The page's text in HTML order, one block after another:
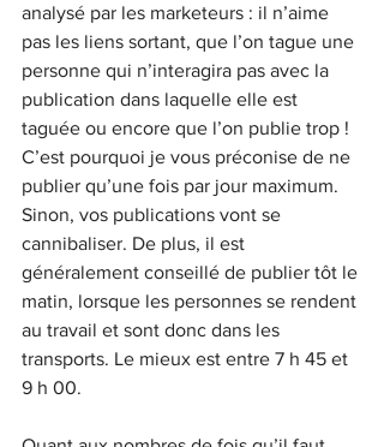
analysé par les marketeurs : il n’aime
pas les liens sortant, que l’on tague une
personne qui n’interagira pas avec la
publication dans laquelle elle est
taguée ou encore que l’on publie trop !
C’est pourquoi je vous préconise de ne
publier qu’une fois par jour maximum.
Sinon, vos publications vont se
cannibaliser. De plus, il est
généralement conseillé de publier tôt le
matin, lorsque les personnes se rendent
au travail et sont donc dans les
transports. Le mieux est entre 7 h 45 et
9 h 00.